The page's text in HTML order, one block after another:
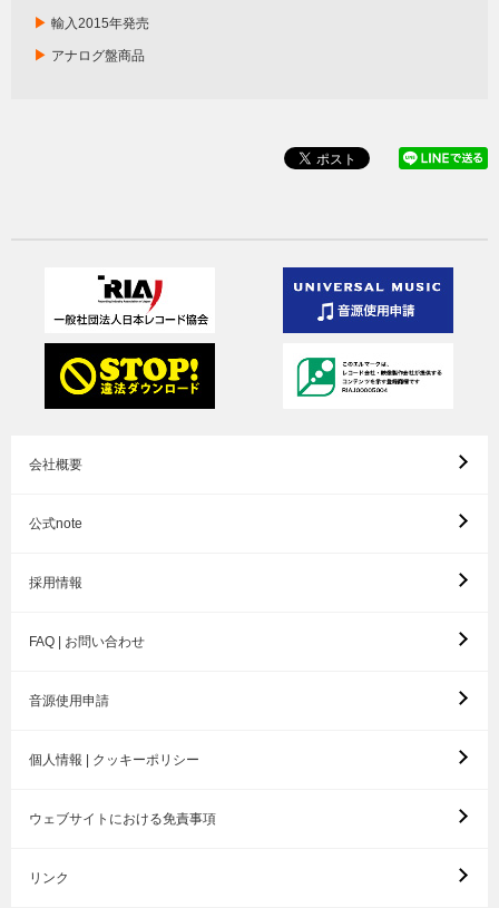
▶ 輸入2015年発売
▶ アナログ盤商品
会社概要
公式note
採用情報
FAQ | お問い合わせ
音源使用申請
個人情報 | クッキーポリシー
ウェブサイトにおける免責事項
リンク